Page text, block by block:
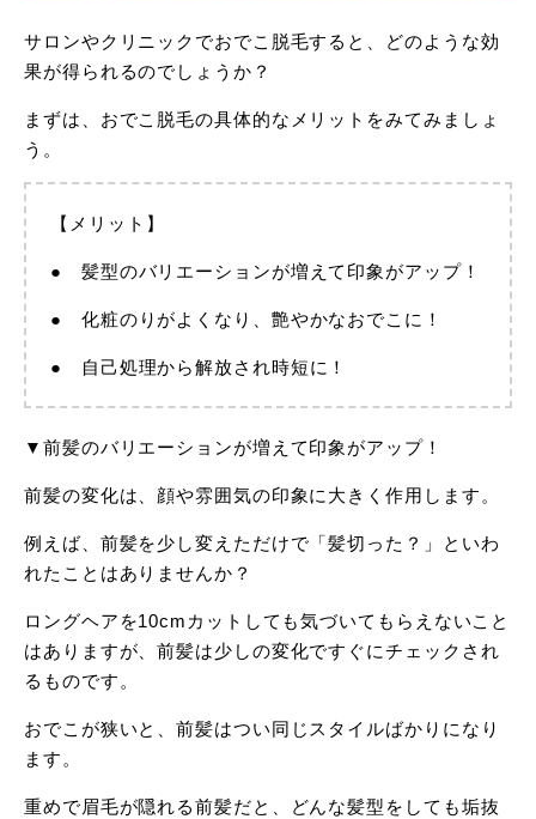
サロンやクリニックでおでこ脱毛すると、どのような効
果が得られるのでしょうか？
まずは、おでこ脱毛の具体的なメリットをみてみましょ
う。
【メリット】
● 髪型のバリエーションが増えて印象がアップ！
● 化粧のりがよくなり、艶やかなおでこに！
● 自己処理から解放され時短に！
▼前髪のバリエーションが増えて印象がアップ！
前髪の変化は、顔や雰囲気の印象に大きく作用します。
例えば、前髪を少し変えただけで「髪切った？」といわ
れたことはありませんか？
ロングヘアを10cmカットしても気づいてもらえないこと
はありますが、前髪は少しの変化ですぐにチェックされ
るものです。
おでこが狭いと、前髪はつい同じスタイルばかりになり
ます。
重めで眉毛が隠れる前髪だと、どんな髪型をしても垢抜